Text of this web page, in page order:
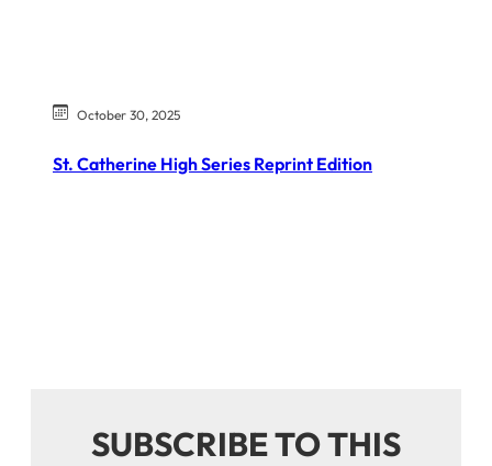
October 30, 2025
St. Catherine High Series Reprint Edition
SUBSCRIBE TO THIS